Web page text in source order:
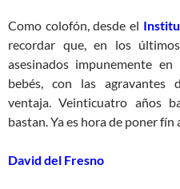
Como colofón, desde el
recordar que, en los
asesinados impunemente en
bebés, con las agravantes
ventaja. Veinticuatro años
bastan. Ya es hora de poner
David del Fresno